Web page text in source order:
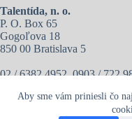
Aby sme vám priniesli čo
Talentída, n. o.
P. O. Box 65
Gogoľova 18
850 00 Bratislava 5
02 / 6382 4952, 0903 / 722
POLICY